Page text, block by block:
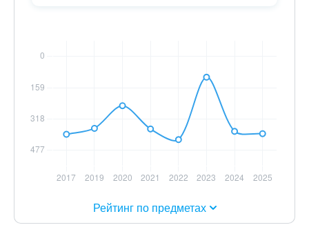
Рейтинг по предметах